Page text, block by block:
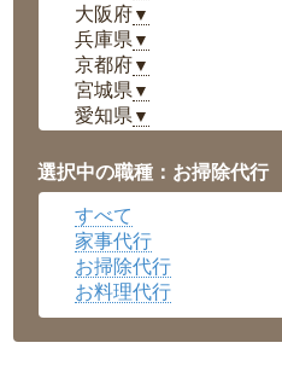
大阪府▼
兵庫県 ▼
京都府▼
宮城県 ▼
愛知県 ▼
岡山県▼
広島県▼
沖縄県
選択中の職種：お掃除代行
すべて
家事代行
お掃除代行
お料理代行